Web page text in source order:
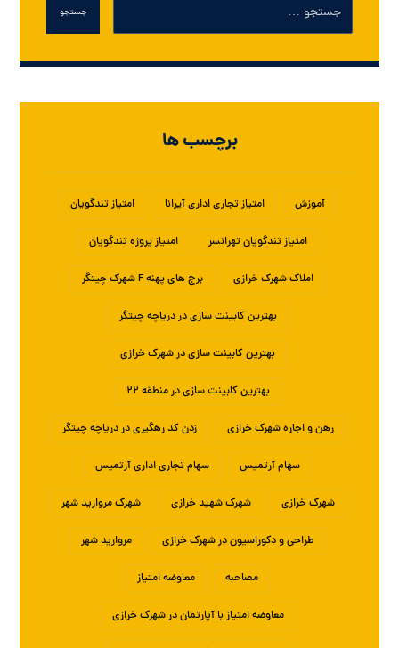
جستجو
برچسب ها
آموزش امتیاز تجاری اداری آیرانا امتیاز تندگویان
امتیاز تندگویان تهرانسر امتیاز پروژه تندگویان
املاک شهرک خرازی برج های پهنه F شهرک چیتگر
بهترین کابینت سازی در دریاچه چیتگر
بهترین کابینت سازی در شهرک خرازی
بهترین کابینت سازی در منطقه ۲۲
رهن و اجاره شهرک خرازی زدن کد رهگیری در دریاچه چیتگر
سهام آرتمیس سهام تجاری اداری آرتمیس
شهرک خرازی شهرک شهید خرازی شهرک مروارید شهر
طراحی و دکوراسیون در شهرک خرازی مروارید شهر
مصاحبه معاوضه امتیاز
معاوضه امتیاز با آپارتمان در شهرک خرازی